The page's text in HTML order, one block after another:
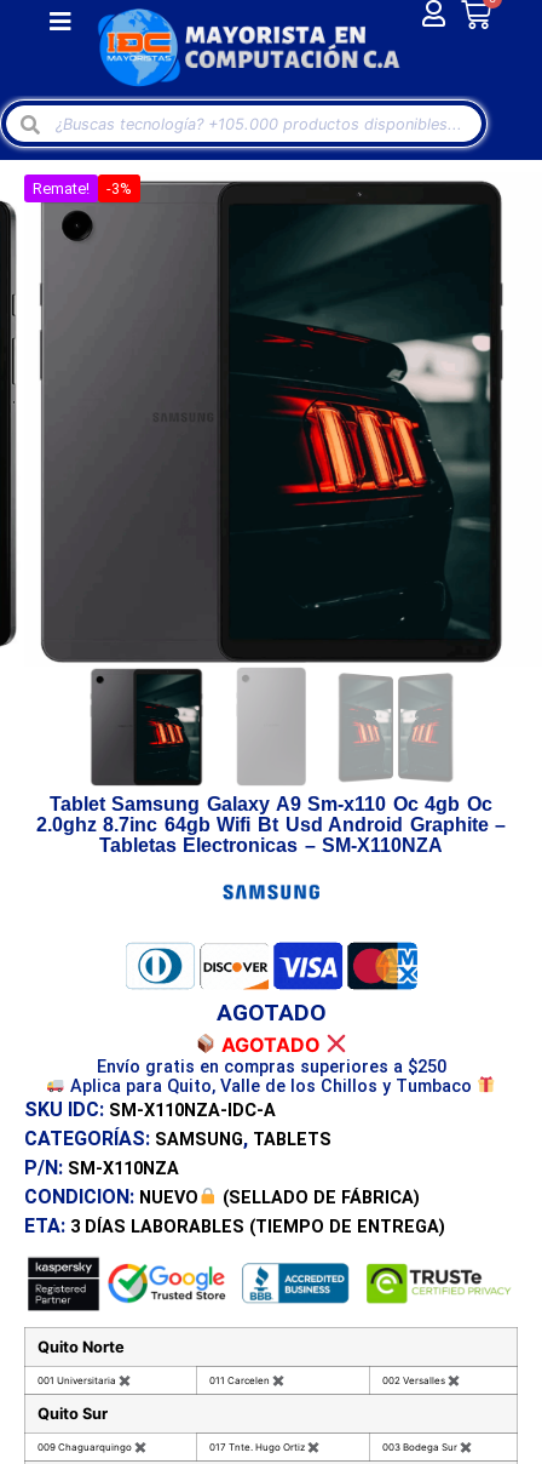
Remate! -3%
Tablet Samsung Galaxy A9 Sm-x110 Oc 4gb Oc
2.0ghz 8.7inc 64gb Wifi Bt Usd Android Graphite –
Tabletas Electronicas – SM-X110NZA
AGOTADO
AGOTADO
Envío gratis en compras superiores a $250
Aplica para Quito, Valle de los Chillos y Tumbaco
SKU IDC: SM-X110NZA-IDC-A
CATEGORÍAS: SAMSUNG, TABLETS
P/N: SM-X110NZA
CONDICION: NUEVO (SELLADO DE FÁBRICA)
ETA: 3 DÍAS LABORABLES (TIEMPO DE ENTREGA)
Quito Norte
001 Universitaria ✖ 011 Carcelen ✖ 002 Versalles ✖
Quito Sur
009 Chaguarquingo ✖ 017 Tnte. Hugo Ortiz ✖ 003 Bodega Sur ✖